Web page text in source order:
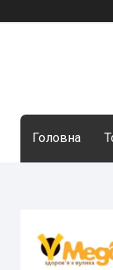
Головна